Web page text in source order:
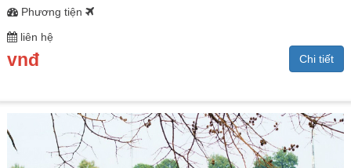
Phương tiện
liên hệ
vnđ Chi tiết